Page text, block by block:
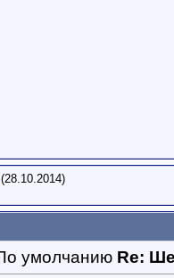
(28.10.2014)
Re: